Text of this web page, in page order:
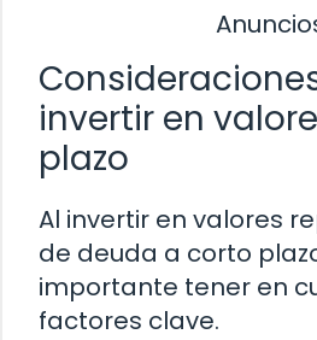
invertir en
plazo
Al invertir en valores
de deuda a corto
importante tener en
factores clave.